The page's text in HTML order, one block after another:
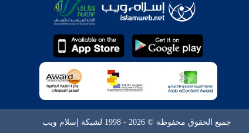
جميع الحقوق محفوظة © 2026 - 1998 لشبكة إسلام ويب